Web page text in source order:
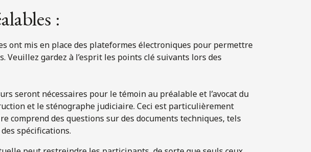
:
ont mis en place des plateformes électroniques pour permettre
gardez à l’esprit les points clé suivants lors des
seront nécessaires pour le témoin au préalable et l’avocat du
et le sténographe judiciaire. Ceci est particulièrement
comprend des questions sur des documents techniques, tels
spécifications.